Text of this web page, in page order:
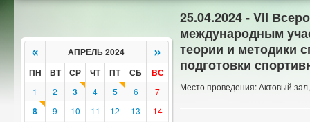
« АПРЕЛЬ 2024 »
ПН ВТ СР ЧТ ПТ СБ ВС
1 2 3 4 5 6 7
8 9 10 11 12 13
14
25.04.2024 - VII
международным
теории и методики
подготовки
Место проведения: Актовый